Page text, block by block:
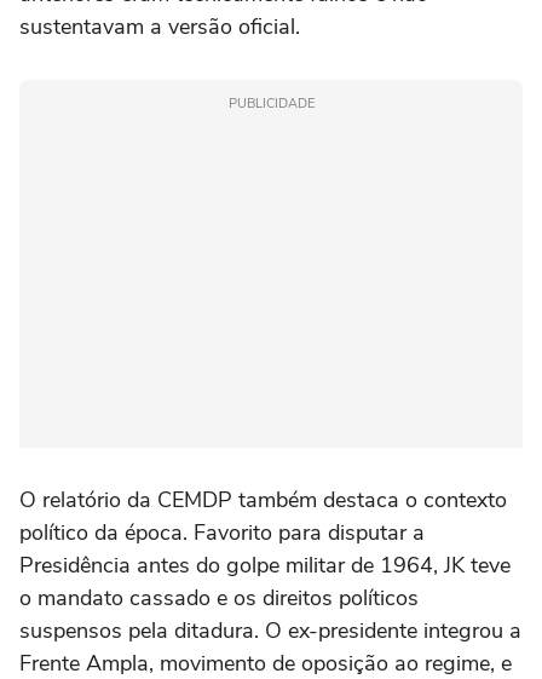
sustentavam a versão oficial.
PUBLICIDADE
O relatório da CEMDP também destaca o contexto
político da época. Favorito para disputar a
Presidência antes do golpe militar de 1964, JK teve
o mandato cassado e os direitos políticos
suspensos pela ditadura. O ex-presidente integrou a
Frente Ampla, movimento de oposição ao regime, e